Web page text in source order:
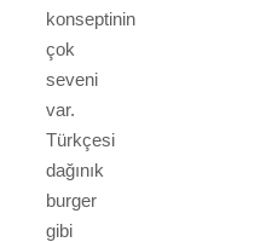
konseptinin
çok
seveni
var.
Türkçesi
dağınık
burger
gibi